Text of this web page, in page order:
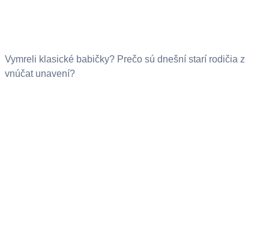
Vymreli klasické babičky? Prečo sú dnešní starí rodičia z
vnúčat unavení?